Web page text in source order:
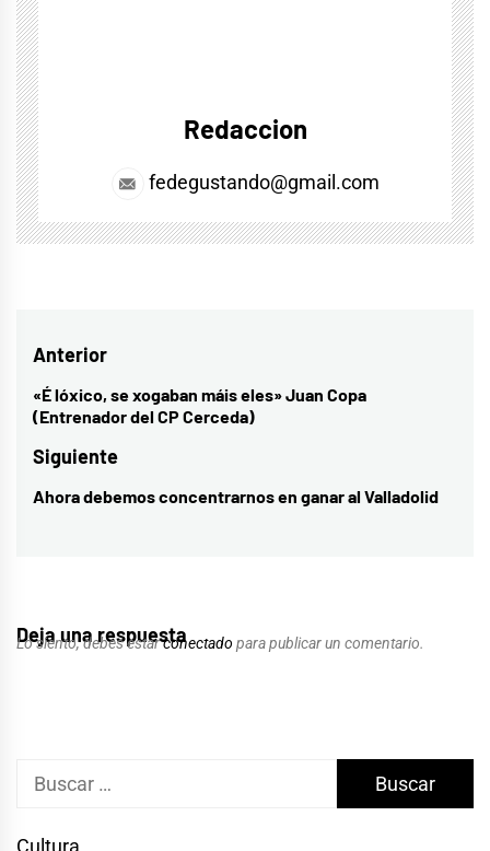
Redaccion
fedegustando@gmail.com
Navegación
de
entradas
Anterior
Entrada
anterior:
«É lóxico, se xogaban máis eles» Juan Copa
(Entrenador del CP Cerceda)
Siguiente
Entrada
Ahora debemos concentrarnos en ganar al Valladolid
Deja una respuesta
Lo siento, debes estarconectado para publicar un comentario.
Buscar:
Cultura